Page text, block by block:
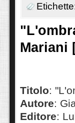
Mariani
Titolo:
Autore:
Editore: